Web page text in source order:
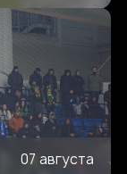
07 августа